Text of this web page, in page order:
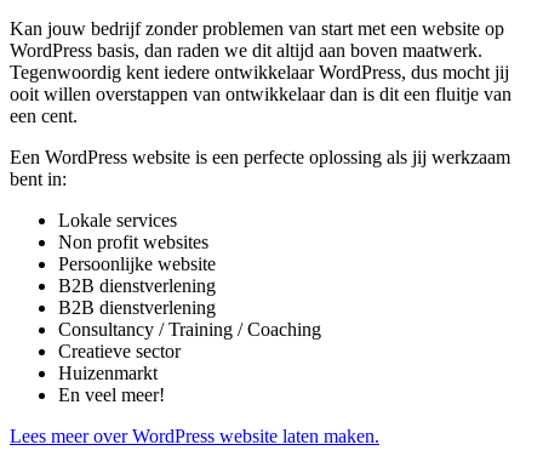
Kan jouw bedrijf zonder problemen van start met een website op
WordPress basis, dan raden we dit altijd aan boven maatwerk.
Tegenwoordig kent iedere ontwikkelaar WordPress, dus mocht jij
ooit willen overstappen van ontwikkelaar dan is dit een fluitje van
een cent.
Een WordPress website is een perfecte oplossing als jij werkzaam
bent in:
Lokale services
Non profit websites
Persoonlijke website
B2B dienstverlening
B2B dienstverlening
Consultancy / Training / Coaching
Creatieve sector
Huizenmarkt
En veel meer!
Lees meer over WordPress website laten maken.